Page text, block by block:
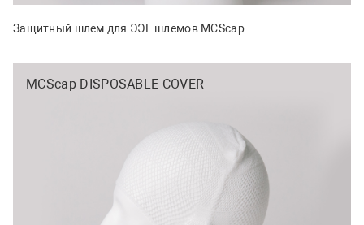
Защитный шлем для ЭЭГ шлемов MCScap.
MCScap DISPOSABLE COVER